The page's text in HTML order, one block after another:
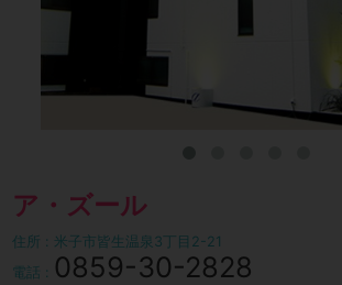
ア・ズール
住所 : 米子市皆生温泉3丁目2-21
電話 : 0859-30-2828